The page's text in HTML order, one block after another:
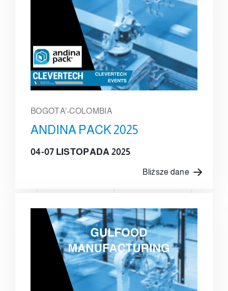
BOGOTA'-COLOMBIA
ANDINA PACK 2025
04-07 LISTOPADA 2025
Bliższe dane